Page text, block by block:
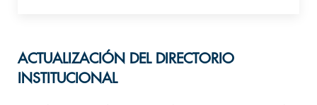
ACTUALIZACIÓN DEL DIRECTORIO
INSTITUCIONAL